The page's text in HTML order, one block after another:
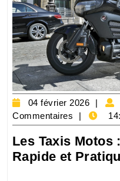
04 février 2026
04
Commentaires
Les Taxis Motos
Rapide et